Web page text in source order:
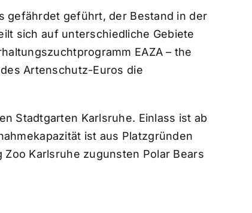
gefährdet geführt, der Bestand in der
sich auf unterschiedliche Gebiete
EAZA – the
Artenschutz-Euros die
Stadtgarten Karlsruhe. Einlass ist ab
ist aus Platzgründen
Karlsruhe zugunsten Polar Bears